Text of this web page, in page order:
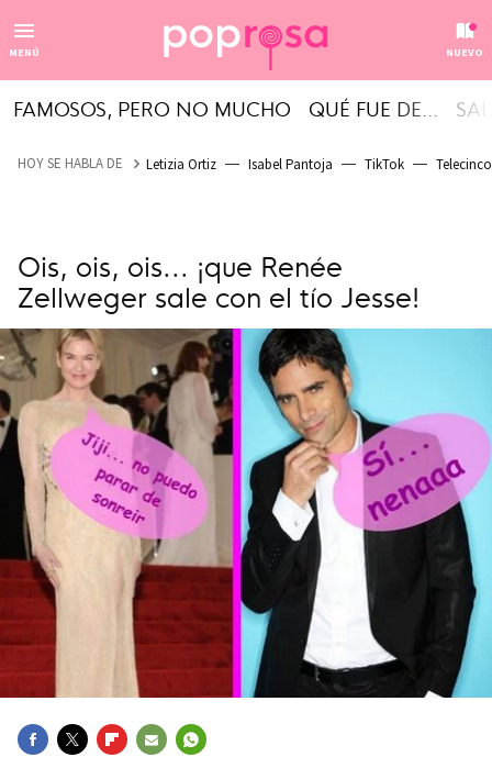
MENÚ NUEVO
FAMOSOS, PERO NO MUCHO QUÉ FUE DE...
HOY SE HABLA DE Letizia Ortiz Isabel Pantoja TikTok Telecinco
Ois, ois, ois... ¡que Renée
Zellweger sale con el tío Jesse!